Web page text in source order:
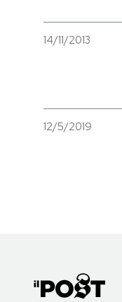
14/11/2013
12/5/2019